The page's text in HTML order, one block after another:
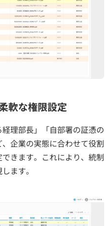
軟な権限設定
経理部長」「自部署の証憑の
企業の実態に合わせて役割
きます。これにより、統制
ます。